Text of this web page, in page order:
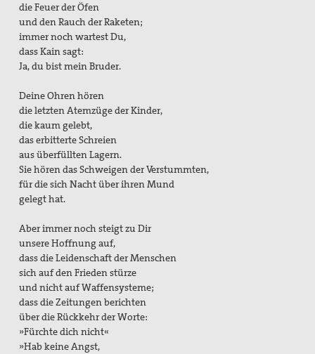
die Feuer der Öfen
und den Rauch der Raketen;
immer noch wartest Du,
dass Kain sagt:
Ja, du bist mein Bruder.
Deine Ohren hören
die letzten Atemzüge der Kinder,
die kaum gelebt,
das erbitterte Schreien
aus überfüllten Lagern.
Sie hören das Schweigen der Verstummten,
für die sich Nacht über ihren Mund
gelegt hat.
Aber immer noch steigt zu Dir
unsere Hoffnung auf,
dass die Leidenschaft der Menschen
sich auf den Frieden stürze
und nicht auf Waffensysteme;
dass die Zeitungen berichten
über die Rückkehr der Worte:
»Fürchte dich nicht«
»Hab keine Angst,